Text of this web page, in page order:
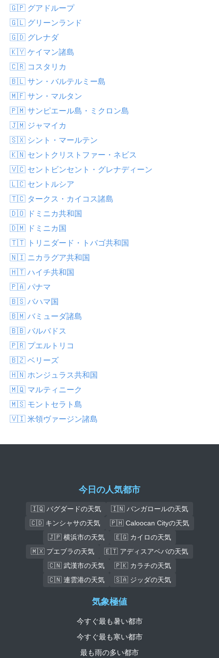
🇬🇵 グアドループ
🇬🇱 グリーンランド
🇬🇩 グレナダ
🇰🇾 ケイマン諸島
🇨🇷 コスタリカ
🇧🇱 サン・バルテルミー島
🇲🇫 サン・マルタン
🇵🇲 サンピエール島・ミクロン島
🇯🇲 ジャマイカ
🇸🇽 シント・マールテン
🇰🇳 セントクリストファー・ネビス
🇻🇨 セントビンセント・グレナディーン
🇱🇨 セントルシア
🇹🇨 タークス・カイコス諸島
🇩🇴 ドミニカ共和国
🇩🇲 ドミニカ国
🇹🇹 トリニダード・トバゴ共和国
🇳🇮 ニカラグア共和国
🇭🇹 ハイチ共和国
🇵🇦 パナマ
🇧🇸 バハマ国
🇧🇲 バミューダ諸島
🇧🇧 バルバドス
🇵🇷 プエルトリコ
🇧🇿 ベリーズ
🇭🇳 ホンジュラス共和国
🇲🇶 マルティニーク
🇲🇸 モントセラト島
🇻🇮 米領ヴァージン諸島
今日の人気都市
🇮🇶 バグダードの天気
🇮🇳 バンガロールの天気
🇨🇩 キンシャサの天気
🇵🇭 Caloocan Cityの天気
🇯🇵 横浜市の天気
🇪🇬 カイロの天気
🇲🇽 プエブラの天気
🇪🇹 アディスアベバの天気
🇨🇳 武漢市の天気
🇵🇰 カラチの天気
🇨🇳 連雲港の天気
🇸🇦 ジッダの天気
気象極値
今すぐ最も暑い都市
今すぐ最も寒い都市
最も雨の多い都市